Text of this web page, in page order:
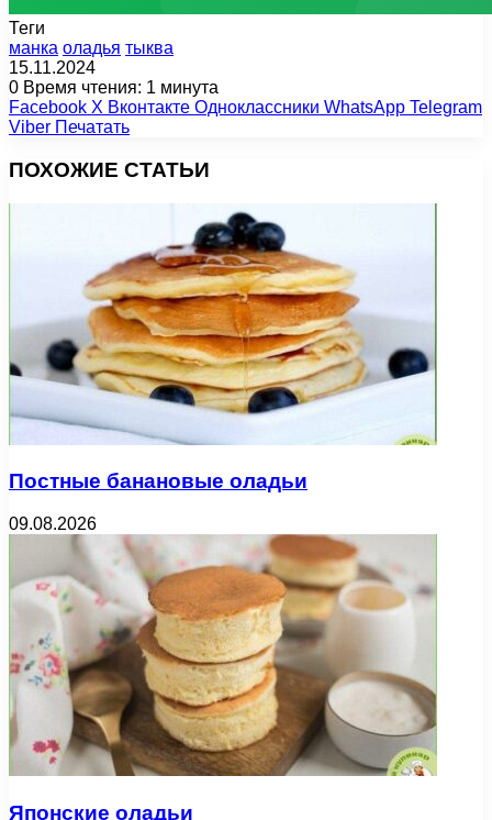
Теги
манка оладья тыква
15.11.2024
0 Время чтения: 1 минута
Facebook X Вконтакте Одноклассники WhatsApp Telegram
Viber Печатать
ПОХОЖИЕ СТАТЬИ
Постные банановые оладьи
09.08.2026
Японские оладьи